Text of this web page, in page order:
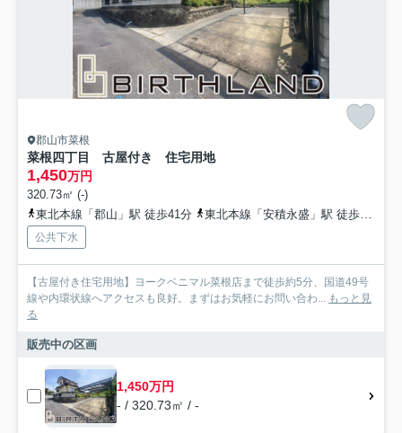
郡山市菜根
菜根四丁目 古屋付き 住宅用地
1,450万円
320.73㎡ (-)
東北本線「郡山」駅 徒歩41分
東北本線「安積永盛」駅 徒歩50分
公共下水
【古屋付き住宅用地】ヨークベニマル菜根店まで徒歩約5分、国道49号
線や内環状線へアクセスも良好。まずはお気軽にお問い合わ... もっと見
る
販売中の区画
1,450万円
- / 320.73㎡ / -